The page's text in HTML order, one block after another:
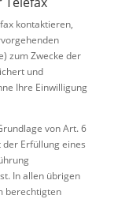
kontaktieren,
zum Zwecke der
und
Ihre Einwilligung
von Art. 6
der Erfüllung eines
In allen übrigen
berechtigten